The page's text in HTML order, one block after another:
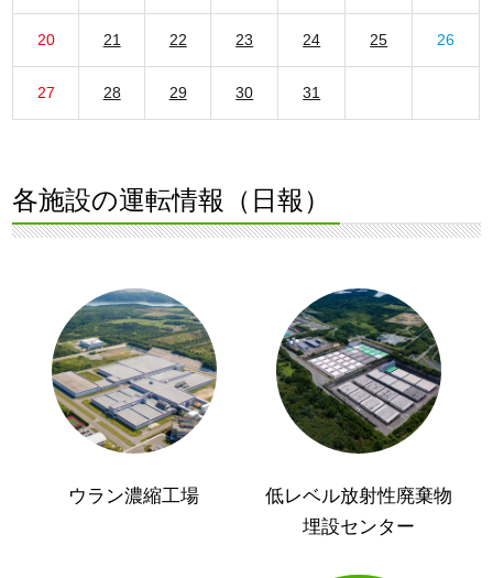
20 21 22 23 24 25 26
27 28 29 30 31
各施設の運転情報（日報）
ウラン濃縮工場
低レベル放射性廃棄物
埋設センター